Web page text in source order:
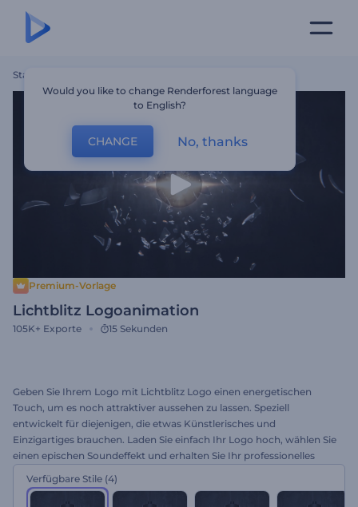
Startseite
Premium-Vorlage
Lichtblitz Logoanimation
105K+ Exporte 15 Sekunden
Geben Sie Ihrem Logo mit Lichtblitz Logo einen energetischen
Touch, um es noch attraktiver aussehen zu lassen. Speziell
entwickelt für diejenigen, die etwas Künstlerisches und
Einzigartiges brauchen. Laden Sie einfach Ihr Logo hoch, wählen Sie
einen epischen Soundeffekt und erhalten Sie Ihr professionelles
Kanaleinführungen, Präsentationseröffnungen, TV-Spots, effektive
Verfügbare Stile (4)
Would you like to change Renderforest language
to English?
CHANGE No, thanks